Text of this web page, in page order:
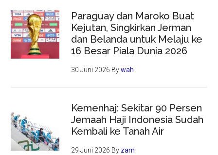
Paraguay dan Maroko Buat
Kejutan, Singkirkan Jerman
dan Belanda untuk Melaju ke
16 Besar Piala Dunia 2026
30 Juni 2026 Bywah
Kemenhaj: Sekitar 90 Persen
Jemaah Haji Indonesia Sudah
Kembali ke Tanah Air
29 Juni 2026 By zam